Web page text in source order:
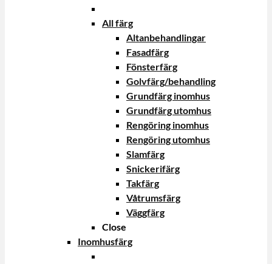
All färg
Altanbehandlingar
Fasadfärg
Fönsterfärg
Golvfärg/behandling
Grundfärg inomhus
Grundfärg utomhus
Rengöring inomhus
Rengöring utomhus
Slamfärg
Snickerifärg
Takfärg
Våtrumsfärg
Väggfärg
Close
Inomhusfärg